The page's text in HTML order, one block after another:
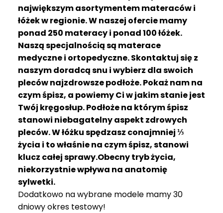
największym asortymentem materaców i
łóżek w regionie. W naszej ofercie mamy
ponad 250 materacy i ponad 100 łóżek.
Naszą specjalnością są materace
medyczne i ortopedyczne. Skontaktuj się z
naszym doradcą snu i wybierz dla swoich
pleców najzdrowsze podłoże. Pokaż nam na
czym śpisz, a powiemy Ci w jakim stanie jest
Twój kręgosłup. Podłoże na którym śpisz
stanowi niebagatelny aspekt zdrowych
pleców. W łóżku spędzasz conajmniej ⅓
życia i to właśnie na czym śpisz, stanowi
klucz całej sprawy.Obecny tryb życia,
niekorzystnie wpływa na anatomię
sylwetki.
Dodatkowo na wybrane modele mamy 30
dniowy okres testowy!